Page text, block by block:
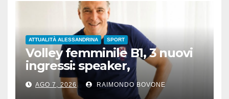
ATTUALITÀ ALESSANDRINA SPORT
Volley femminile B1, 3 nuovi
ingressi: speaker,
preparatore atletico e team
manager
AGO 7, 2026 RAIMONDO BOVONE